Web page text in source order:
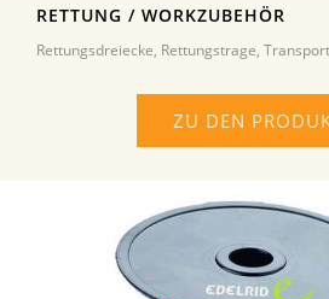
RETTUNG / WORKZUBEHÖR
Rettungsdreiecke, Rettungstrage,
ZU DEN